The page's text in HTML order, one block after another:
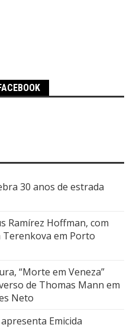
30 anos de estrada
Ramírez Hoffman, com
Terenkova em Porto
“Morte em Veneza”
de Thomas Mann em
Neto
Emicida